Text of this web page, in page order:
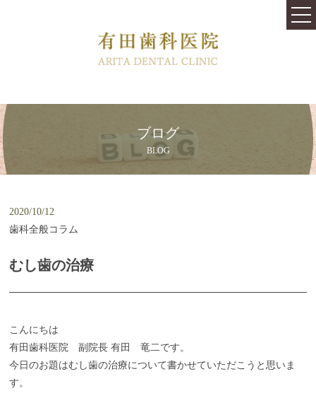
快適な治療と心地よい空間を提供します
むし歯の治療跡や銀歯をきれいにしたい
歯が虫歯にならないために
お子さまの歯並びを健やかに整えます
お子さまの歯の健康を守るために
ブログ
BLOG
2020/10/12
歯科全般コラム
むし歯の治療
こんにちは
有田歯科医院 副院長 有田 竜二です。
今日のお題はむし歯の治療について書かせていただこうと思いま
す。